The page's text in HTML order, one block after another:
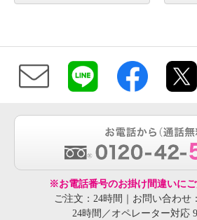
※お電話番号のお掛け間違いにご
ご注文：24時間｜お問い合わせ
24時間／オペレーター対応